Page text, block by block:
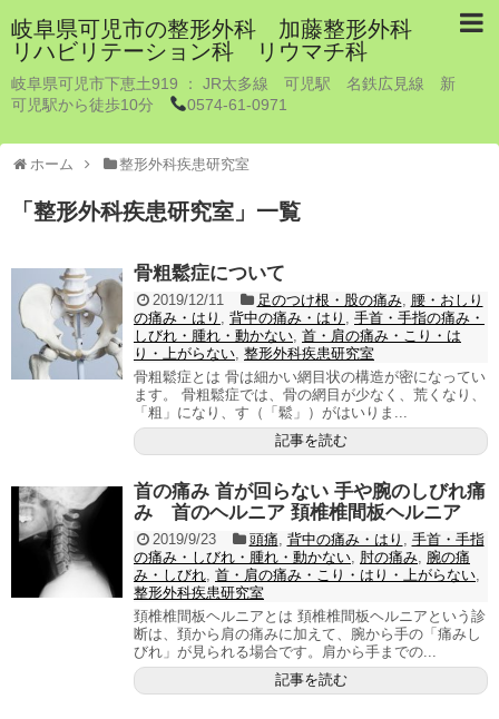
岐阜県可児市の整形外科 加藤整形外科
リハビリテーション科 リウマチ科
岐阜県可児市下恵土919 ： JR太多線 可児駅 名鉄広見線 新
可児駅から徒歩10分
0574-61-0971
ホーム 整形外科疾患研究室
「 整形外科疾患研究室 」 一覧
骨粗鬆症について
2019/12/11 足のつけ根・股の痛み, 腰・おしり
の痛み・はり , 背中の痛み・はり , 手首・手指の痛み・
しびれ・腫れ・動かない, 首・肩の痛み・こり・は
り・上がらない, 整形外科疾患研究室
骨粗鬆症とは 骨は細かい網目状の構造が密になってい
ます。 骨粗鬆症では、骨の網目が少なく、荒くなり、
「粗」になり、す（「鬆」）がはいりま...
記事を読む
首の痛み 首が回らない 手や腕のしびれ痛
み 首のヘルニア 頚椎椎間板ヘルニア
2019/9/23 頭痛, 背中の痛み・はり , 手首・手指
の痛み・しびれ・腫れ・動かない, 肘の痛み, 腕の痛
み・しびれ, 首・肩の痛み・こり・はり・上がらない,
整形外科疾患研究室
頚椎椎間板ヘルニアとは 頚椎椎間板ヘルニアという診
断は、頚から肩の痛みに加えて、腕から手の「痛みし
びれ」が見られる場合です。肩から手までの...
記事を読む